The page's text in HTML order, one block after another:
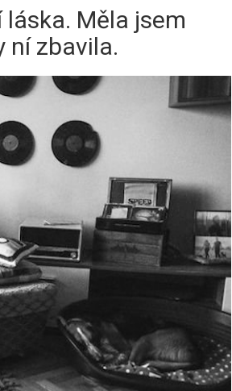
Měla jsem
ní zbavila.